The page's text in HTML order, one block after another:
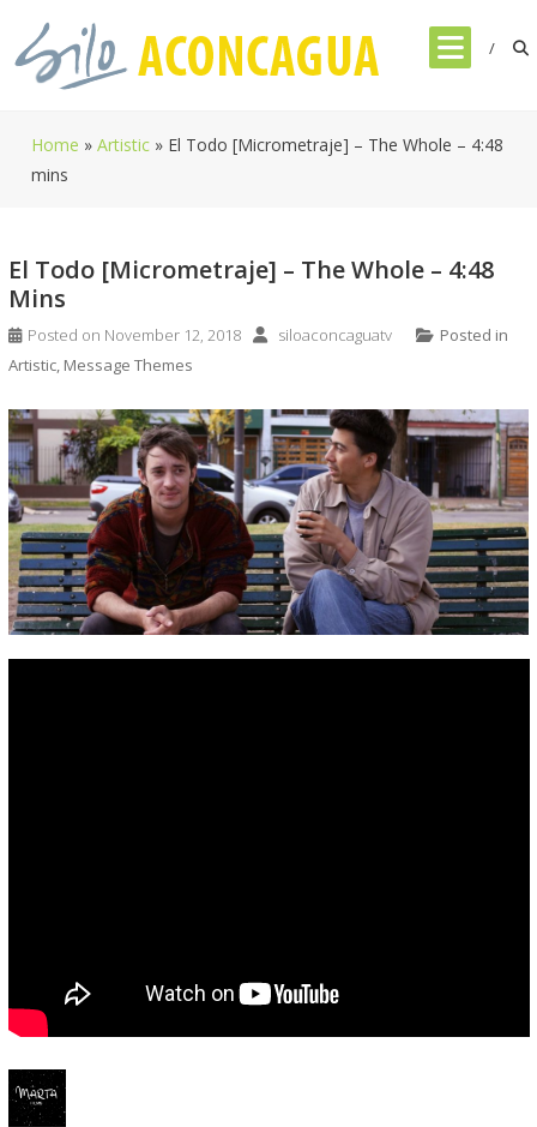
content
Home » Artistic » El Todo [Micrometraje] – The Whole – 4:48
mins
El Todo [Micrometraje] – The Whole – 4:48
Mins
Posted on November 12, 2018 siloaconcaguatv
Posted in
Artistic, Message Themes